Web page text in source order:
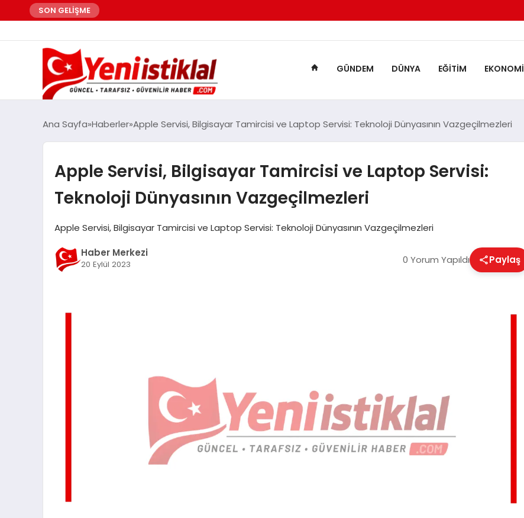
SON GELİŞME
GÜNDEM DÜNYA EĞITIM EKONOMI
Ana Sayfa Haberler Apple Servisi, Bilgisayar Tamircisi ve Laptop Servisi: Teknoloji Dünyasının Vazgeçilmezleri
Apple Servisi, Bilgisayar Tamircisi ve Laptop Servisi:
Teknoloji Dünyasının Vazgeçilmezleri
Apple Servisi, Bilgisayar Tamircisi ve Laptop Servisi: Teknoloji Dünyasının Vazgeçilmezleri
Haber Merkezi
20 Eylül 2023 0 Yorum Yapıldı Paylaş